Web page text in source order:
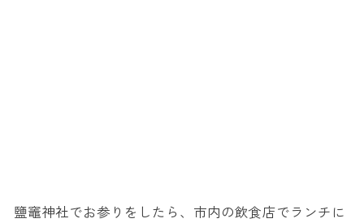
鹽竈神社でお参りをしたら、市内の飲食店でランチに